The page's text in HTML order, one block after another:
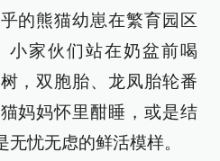
的熊猫幼崽在繁育园区
小家伙们站在奶盆前喝
，双胞胎、龙凤胎轮番
妈妈怀里酣睡，或是结
忧无虑的鲜活模样。